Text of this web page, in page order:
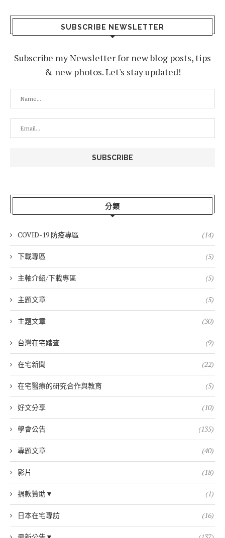
SUBSCRIBE NEWSLETTER
Subscribe my Newsletter for new blog posts, tips
& new photos. Let's stay updated!
分類
COVID-19 防疫專區 (14)
下載專區 (5)
主軸介紹/下載專區 (5)
主題文章 (5)
主題文章 (30)
台灣在宅踏查 (9)
在宅新聞 (22)
在宅醫療的研究合作與教育 (5)
好文分享 (10)
學會公告 (135)
專題文章 (40)
影片 (18)
捐款贊助▼ (1)
日本在宅專訪 (16)